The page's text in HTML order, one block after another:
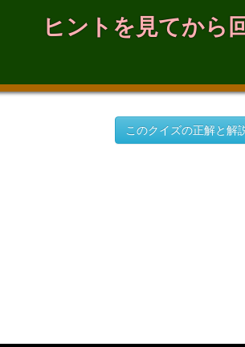
ヒントを見てから
このクイズの正解と解